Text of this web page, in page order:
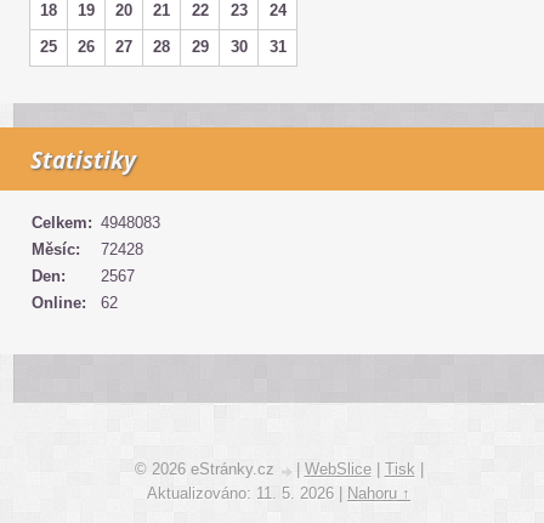
18
19 20 21 22 23
24
25
26 27 28 29 30 31
Statistiky
Online: 62
Celkem: 4948083
Měsíc:
72428
Den:
2567
© 2026 eStránky.cz WebSlice Tisk
Aktualizováno: 11. 5. 2026
Nahoru ↑